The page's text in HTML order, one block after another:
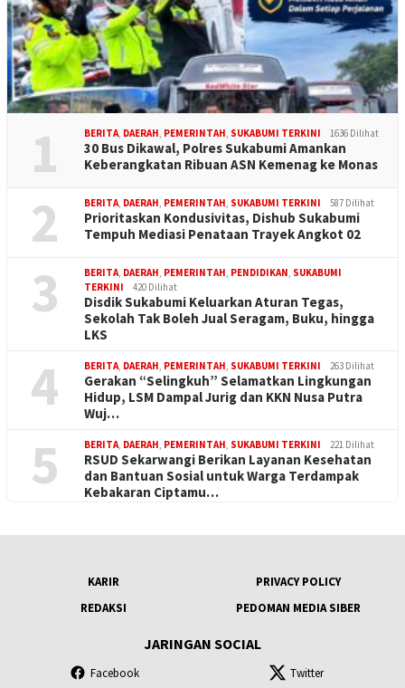
1 BERITA, DAERAH, PEMERINTAH, SUKABUMI TERKINI 1636 Dilihat
30 Bus Dikawal, Polres Sukabumi Amankan
Keberangkatan Ribuan ASN Kemenag ke Monas
2 BERITA, DAERAH, PEMERINTAH, SUKABUMI TERKINI 587 Dilihat
Prioritaskan Kondusivitas, Dishub Sukabumi
Tempuh Mediasi Penataan Trayek Angkot 02
3 BERITA, DAERAH, PEMERINTAH, PENDIDIKAN, SUKABUMI
TERKINI
420 Dilihat
Disdik Sukabumi Keluarkan Aturan Tegas,
Sekolah Tak Boleh Jual Seragam, Buku, hingga
LKS
4 BERITA, DAERAH, PEMERINTAH, SUKABUMI TERKINI 263 Dilihat
Gerakan “Selingkuh” Selamatkan Lingkungan
Hidup, LSM Dampal Jurig dan KKN Nusa Putra
Wuj…
5 BERITA, DAERAH, PEMERINTAH, SUKABUMI TERKINI 221 Dilihat
RSUD Sekarwangi Berikan Layanan Kesehatan
dan Bantuan Sosial untuk Warga Terdampak
Kebakaran Ciptamu…
KARIR
PRIVACY POLICY
REDAKSI
PEDOMAN MEDIA SIBER
JARINGAN SOCIAL
Facebook Twitter